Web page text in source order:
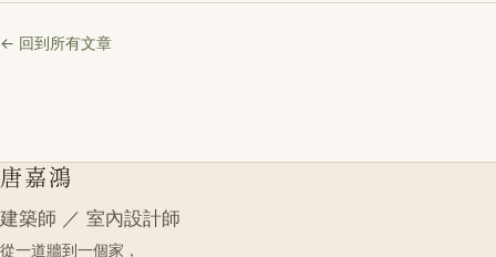
← 回到所有文章
唐嘉鴻
建築師 ／ 室內設計師
從一道牆到一個家，